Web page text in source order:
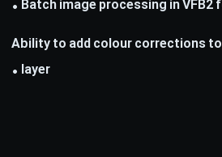
Ability to add colour corrections
layer •